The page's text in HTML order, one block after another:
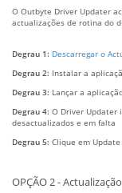
O Outbyte Driver Updater
actualizações de rotina do
Degrau 1: Descarregar o
Degrau 2: Instalar a
Degrau 3: Lançar a
Degrau 4: O Driver Updater
desactualizados e em falta
Degrau 5: Clique em
OPÇÃO 2 -